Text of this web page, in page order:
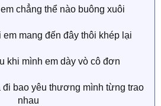
chẳng thể nào buông xuôi
mang đến đây thôi khép lại
khi mình em dày vò cô đơn
bao yêu thương mình từng trao
nhau